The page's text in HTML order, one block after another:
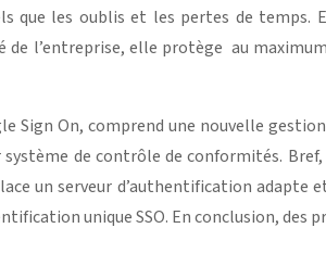
que les oublis et les pertes de
l’entreprise, elle protège au
Sign On, comprend une nouvelle
de contrôle de conformités.
un serveur d’authentification
unique SSO. En conclusion, des